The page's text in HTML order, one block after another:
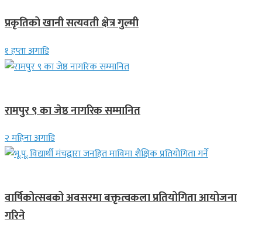
प्रकृतिको खानी सत्यवती क्षेत्र गुल्मी
१ हप्ता अगाडि
रामपुर ९ का जेष्ठ नागरिक सम्मानित
२ महिना अगाडि
वार्षिकोत्सबको अवसरमा बक्तृत्वकला प्रतियोगिता आयोजना
गरिने